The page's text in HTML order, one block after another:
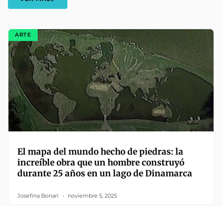
ARTE
El mapa del mundo hecho de piedras: la
increíble obra que un hombre construyó
durante 25 años en un lago de Dinamarca
Josefina Bonari noviembre 5, 2025